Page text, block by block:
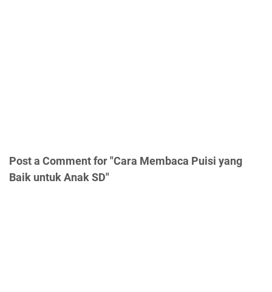
Post a Comment for "Cara Membaca Puisi yang
Baik untuk Anak SD"